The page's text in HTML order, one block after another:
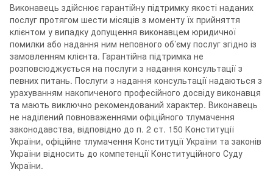
Виконавець здійснює гарантійну підтримку якості наданих
послуг протягом шести місяців з моменту їх прийняття
клієнтом у випадку допущення виконавцем юридичної
помилки або надання ним неповного об’єму послуг згідно із
замовленням клієнта. Гарантійна підтримка не
розповсюджується на послуги з надання консультації з
певних питань. Послуги з надання консультації надаються з
урахуванням накопиченого професійного досвіду виконавця
та мають виключно рекомендований характер. Виконавець
не наділений повноваженнями офіційного тлумачення
законодавства, відповідно до п. 2 ст. 150 Конституції
України, офіційне тлумачення Конституції України та законів
України відносить до компетенції Конституційного Суду
України.